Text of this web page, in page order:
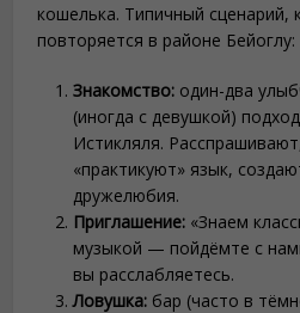
кошелька. Типичный
повторяется в районе Бейоглу:
Знакомство: один-два
(иногда с девушкой)
Истикляля.
«практикуют» язык,
дружелюбия.
Приглашение: «Знаем
музыкой — пойдёмте с
вы расслабляетесь.
Ловушка: бар (часто в